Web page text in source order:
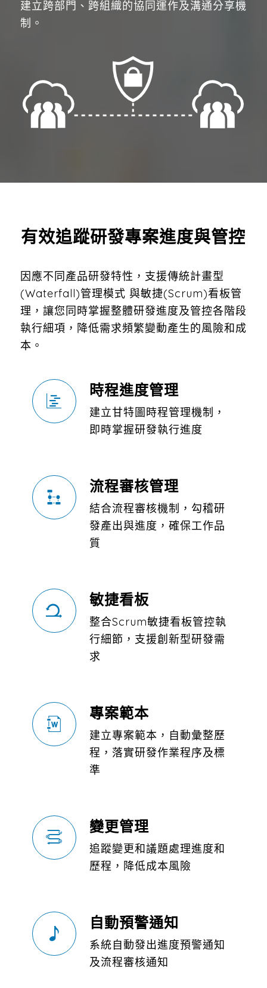
建立跨部門、跨組織的協同運作及溝通分享機
制。
有效追蹤研發專案進度與管控
因應不同產品研發特性，支援傳統計畫型
(Waterfall)管理模式 與敏捷(Scrum)看板管
理，讓您同時掌握整體研發進度及管控各階段
執行細項，降低需求頻繁變動產生的風險和成
本。
時程進度管理
建立甘特圖時程管理機制，
即時掌握研發執行進度
流程審核管理
結合流程審核機制，勾稽研
發產出與進度，確保工作品
質
敏捷看板
整合Scrum敏捷看板管控執
行細節，支援創新型研發需
求
專案範本
建立專案範本，自動彙整歷
程，落實研發作業程序及標
準
變更管理
追蹤變更和議題處理進度和
歷程，降低成本風險
自動預警通知
系統自動發出進度預警通知
及流程審核通知